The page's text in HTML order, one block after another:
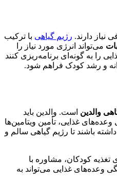
نیاز دارند. رژیم گیاهی با ترکیب
می‌تواند انرژی مورد نیاز را
را به گونه‌ای برنامه‌ریزی کنند
و رشد کودک فراهم شود.
والدین است. والدین باید
غذایی، تأمین ویتامین‌ها
باشند تا رژیم گیاهی سالم و
تغذیه کودکان، مشاوره با
وعده‌های غذایی می‌تواند به